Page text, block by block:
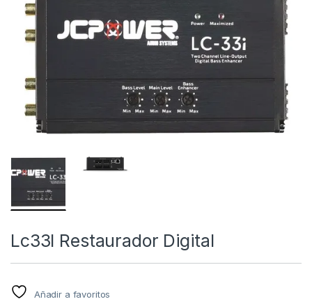
Lc33I Restaurador Digital
Añadir a favoritos